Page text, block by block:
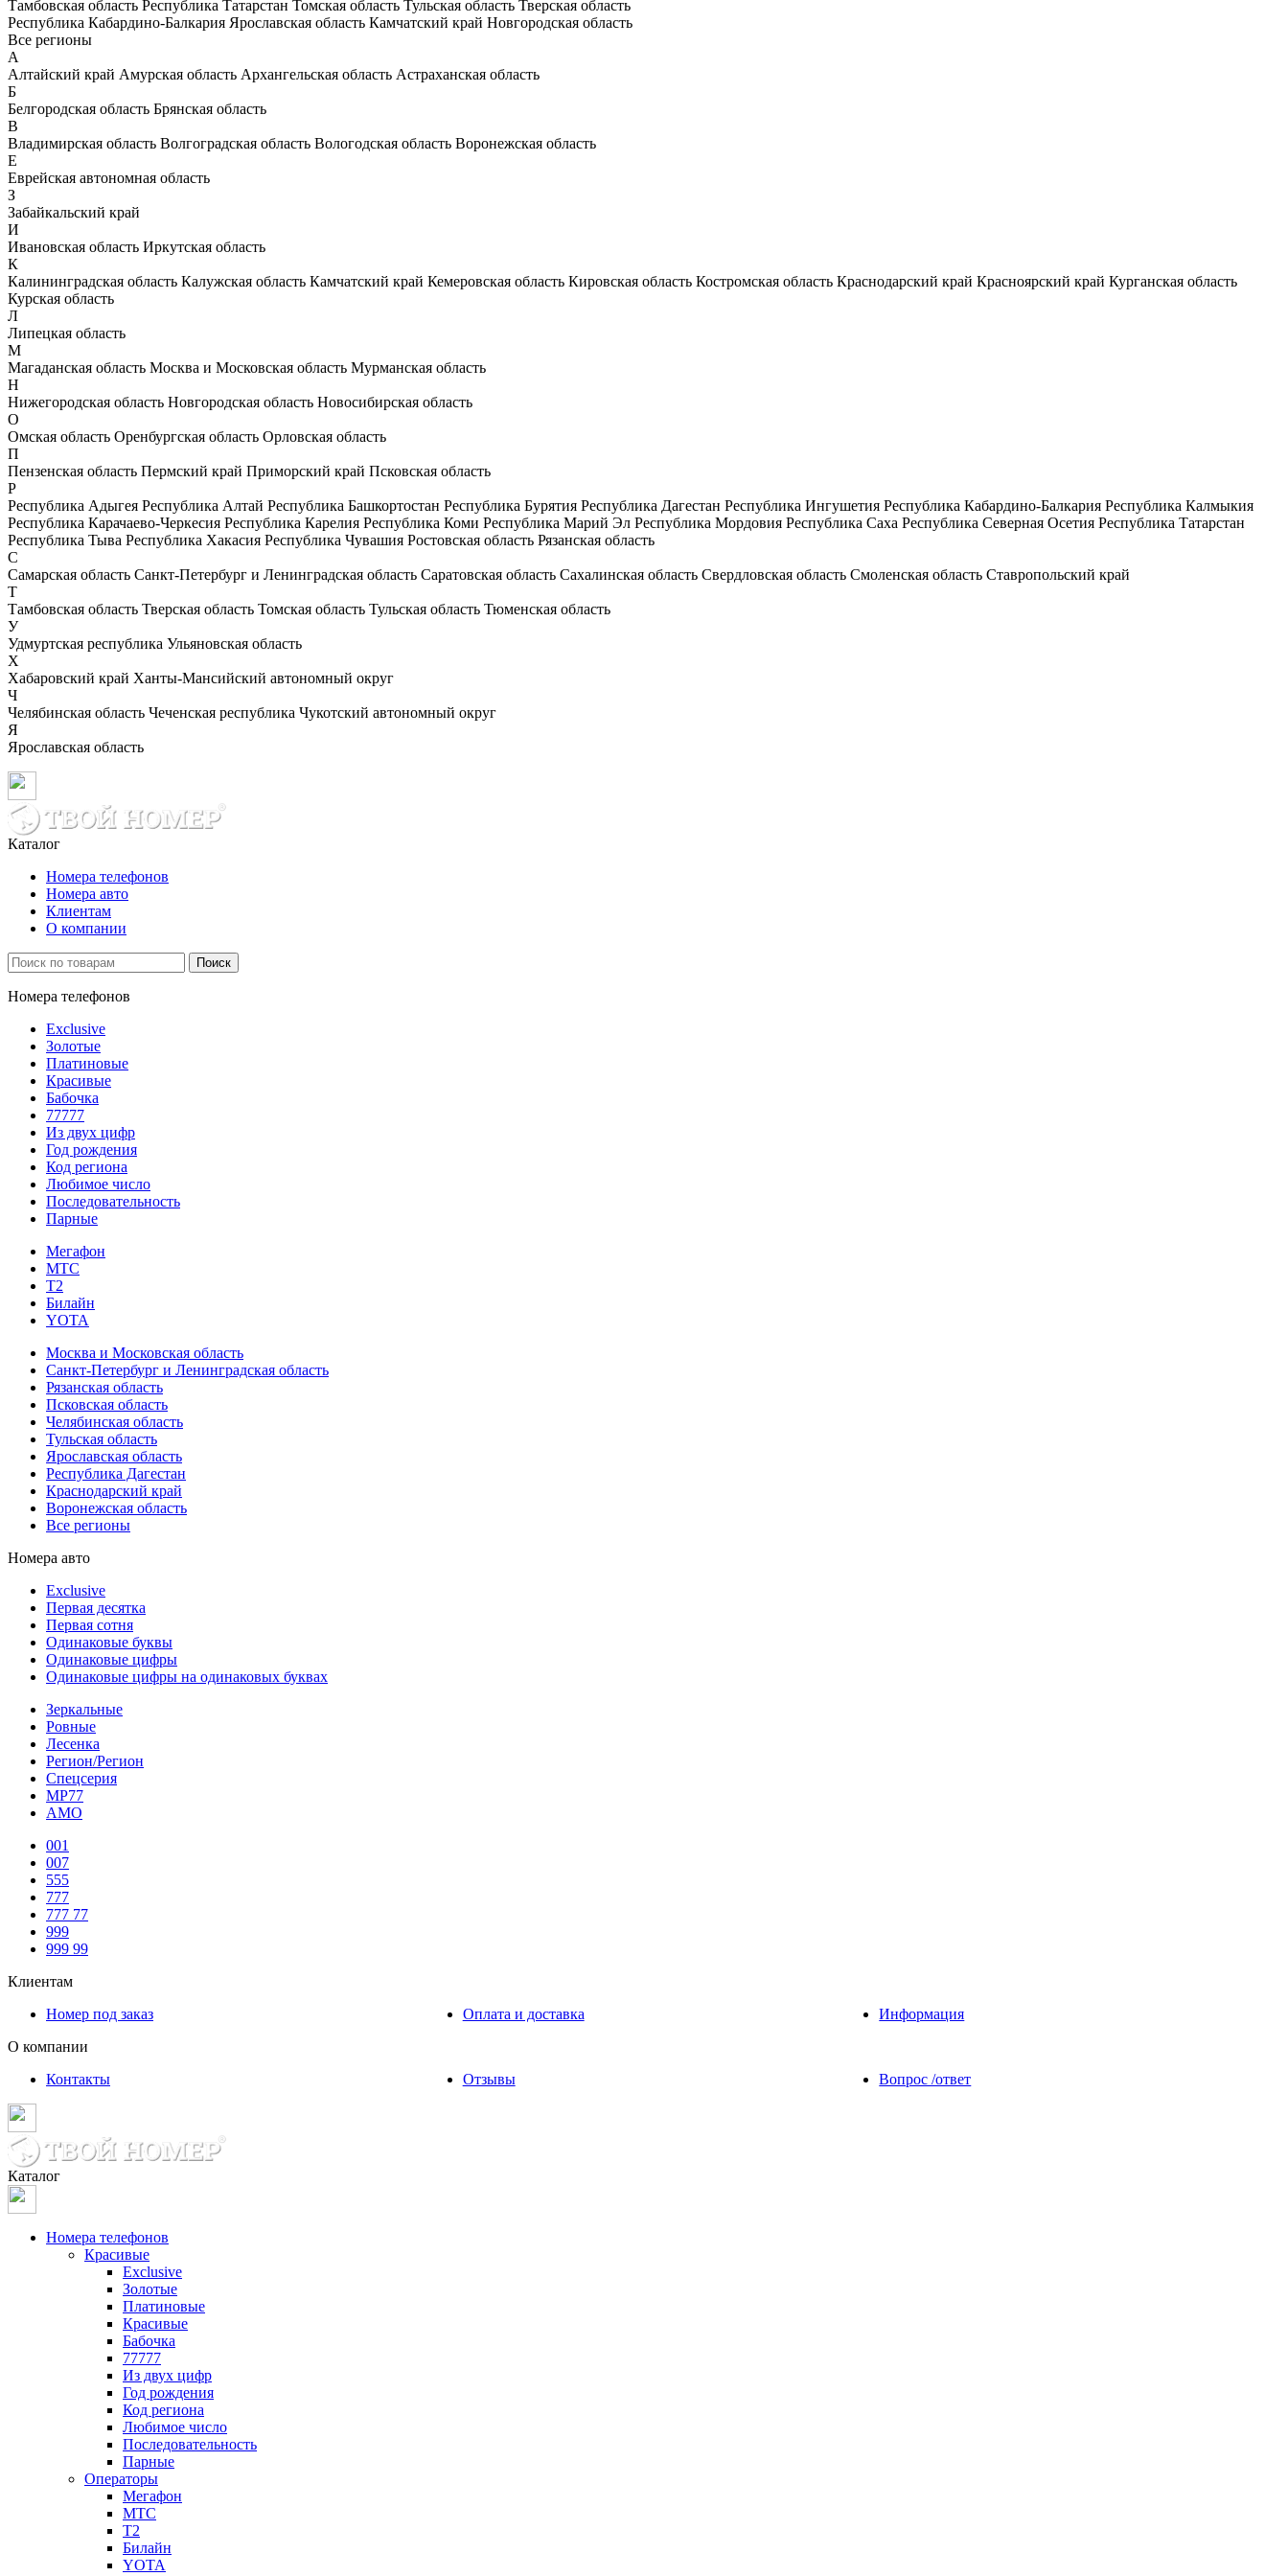
Тамбовская область Республика Татарстан Томская область Тульская область Тверская область
Республика Кабардино-Балкария Ярославская область Камчатский край Новгородская область
Все регионы
А
Алтайский край Амурская область Архангельская область Астраханская область
Б
Белгородская область Брянская область
В
Владимирская область Волгоградская область Вологодская область Воронежская область
Е
Еврейская автономная область
З
Забайкальский край
И
Ивановская область Иркутская область
К
Калининградская область Калужская область Камчатский край Кемеровская область Кировская область Костромская область Краснодарский край Красноярский край Курганская область
Курская область
Л
Липецкая область
М
Магаданская область Москва и Московская область Мурманская область
Н
Нижегородская область Новгородская область Новосибирская область
О
Омская область Оренбургская область Орловская область
П
Пензенская область Пермский край Приморский край Псковская область
Р
Республика Адыгея Республика Алтай Республика Башкортостан Республика Бурятия Республика Дагестан Республика Ингушетия Республика Кабардино-Балкария Республика Калмыкия
Республика Карачаево-Черкесия Республика Карелия Республика Коми Республика Марий Эл Республика Мордовия Республика Саха Республика Северная Осетия Республика Татарстан
Республика Тыва Республика Хакасия Республика Чувашия Ростовская область Рязанская область
С
Самарская область Санкт-Петербург и Ленинградская область Саратовская область Сахалинская область Свердловская область Смоленская область Ставропольский край
Т
Тамбовская область Тверская область Томская область Тульская область Тюменская область
У
Удмуртская республика Ульяновская область
Х
Хабаровский край Ханты-Мансийский автономный округ
Ч
Челябинская область Чеченская республика Чукотский автономный округ
Я
Ярославская область
Каталог
Номера телефонов
Номера авто
Клиентам
О компании
Поиск
Номера телефонов
Exclusive
Золотые
Платиновые
Красивые
Бабочка
77777
Из двух цифр
Год рождения
Код региона
Любимое число
Последовательность
Парные
Мегафон
МТС
Т2
Билайн
YOTA
Москва и Московская область
Санкт-Петербург и Ленинградская область
Рязанская область
Псковская область
Челябинская область
Тульская область
Ярославская область
Республика Дагестан
Краснодарский край
Воронежская область
Все регионы
Номера авто
Exclusive
Первая десятка
Первая сотня
Одинаковые буквы
Одинаковые цифры
Одинаковые цифры на одинаковых буквах
Зеркальные
Ровные
Лесенка
Регион/Регион
Спецсерия
МР77
АМО
001
007
555
777
777 77
999
999 99
Клиентам
Номер под заказ
Оплата и доставка
Информация
О компании
Контакты
Отзывы Вопрос /ответ
Каталог
Номера телефонов
Красивые
Exclusive
Золотые
Платиновые
Красивые
Бабочка
77777
Из двух цифр
Год рождения
Код региона
Любимое число
Последовательность
Парные
Операторы
Мегафон
МТС
Т2
Билайн
YOTA